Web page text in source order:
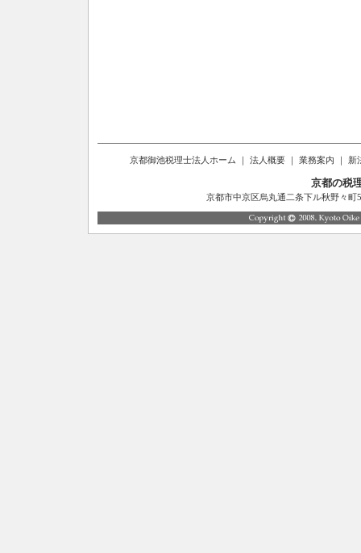
京都御池税理士法人ホーム ｜ 法人概要 ｜ 業務案内 ｜ 新
京都の税
京都市中京区烏丸通二条下ル秋野々